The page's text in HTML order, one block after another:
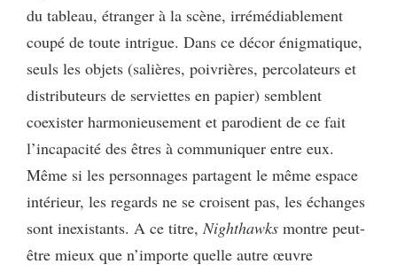
du tableau, étranger à la scène, irrémédiablement
coupé de toute intrigue. Dans ce décor énigmatique,
seuls les objets (salières, poivrières, percolateurs et
distributeurs de serviettes en papier) semblent
coexister harmonieusement et parodient de ce fait
l’incapacité des êtres à communiquer entre eux.
Même si les personnages partagent le même espace
intérieur, les regards ne se croisent pas, les échanges
sont inexistants. A ce titre, Nighthawks montre peut-
être mieux que n’importe quelle autre œuvre